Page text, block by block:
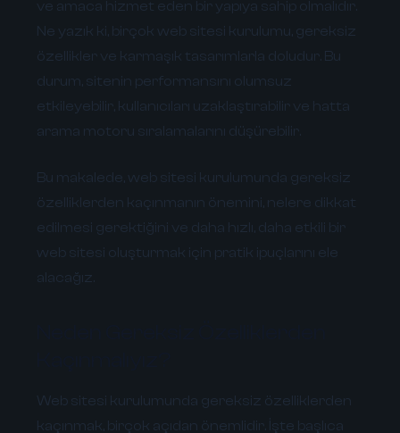
ve amaca hizmet eden bir yapıya sahip olmalıdır.
Ne yazık ki, birçok web sitesi kurulumu, gereksiz
özellikler ve karmaşık tasarımlarla doludur. Bu
durum, sitenin performansını olumsuz
etkileyebilir, kullanıcıları uzaklaştırabilir ve hatta
arama motoru sıralamalarını düşürebilir.
Bu makalede, web sitesi kurulumunda gereksiz
özelliklerden kaçınmanın önemini, nelere dikkat
edilmesi gerektiğini ve daha hızlı, daha etkili bir
web sitesi oluşturmak için pratik ipuçlarını ele
alacağız.
Web sitesi kurulumunda gereksiz özelliklerden
kaçınmak, birçok açıdan önemlidir. İşte başlıca